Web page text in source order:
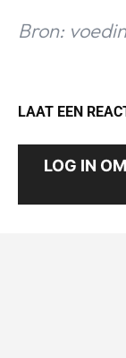
Bron:
LAAT EEN
LOG IN